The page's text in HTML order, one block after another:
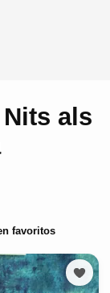
als
favoritos